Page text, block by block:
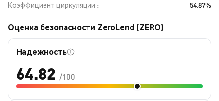
Коэффициент циркуляции
54.87%
Оценка безопасности ZeroLend (ZERO)
Надежность
64.82 /100